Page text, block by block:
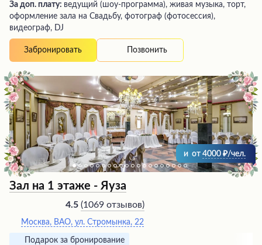
За доп. плату: ведущий (шоу-программа), живая музыка, торт,
оформление зала на Свадьбу, фотограф (фотосессия),
видеограф, DJ
Забронировать Позвонить
и от 4000 /чел.
Зал на 1 этаже - Яуза
4.5 (1069 отзывов)
Москва, ВАО, ул. Стромынка, 22
Подарок за бронирование